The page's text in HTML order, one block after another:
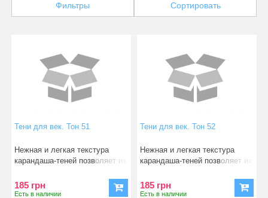
Фильтры Сортировать
Тени для век. Тон 51
Нежная и легкая текстура
карандаша-теней позволяет их
185 грн
Есть в наличии
Тени для век. Тон 52
Нежная и легкая текстура
карандаша-теней позволяет их
185 грн
Есть в наличии